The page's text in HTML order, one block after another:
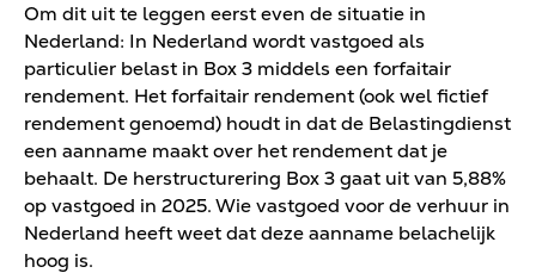
Om dit uit te leggen eerst even de situatie in
Nederland: In Nederland wordt vastgoed als
particulier belast in Box 3 middels een forfaitair
rendement. Het forfaitair rendement (ook wel fictief
rendement genoemd) houdt in dat de Belastingdienst
een aanname maakt over het rendement dat je
behaalt. De herstructurering Box 3 gaat uit van 5,88%
op vastgoed in 2025. Wie vastgoed voor de verhuur in
Nederland heeft weet dat deze aanname belachelijk
hoog is.